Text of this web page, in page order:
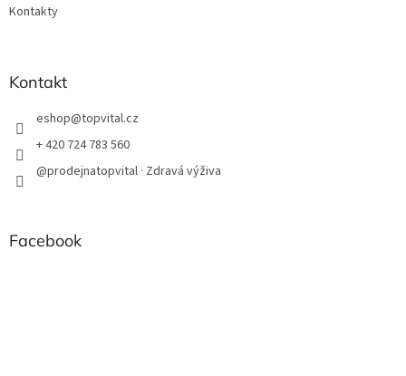
Kontakty
Kontakt
eshop@topvital.cz
+ 420 724 783 560
@prodejnatopvital · Zdravá výživa
Facebook